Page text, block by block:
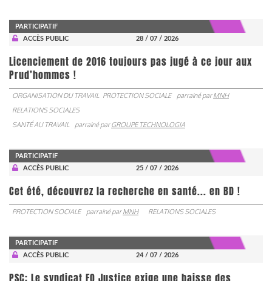
PARTICIPATIF
ACCÈS PUBLIC
28 / 07 / 2026
Licenciement de 2016 toujours pas jugé à ce jour aux
Prud’hommes !
ORGANISATION DU TRAVAIL PROTECTION SOCIALE parrainé parMNH
RELATIONS SOCIALES
SANTÉ AU TRAVAIL
parrainé parGROUPE TECHNOLOGIA
PARTICIPATIF
ACCÈS PUBLIC
25 / 07 / 2026
Cet été, découvrez la recherche en santé... en BD !
PROTECTION SOCIALE parrainé parMNH RELATIONS SOCIALES
PARTICIPATIF
ACCÈS PUBLIC
24 / 07 / 2026
PSC: Le syndicat FO Justice exige une baisse des